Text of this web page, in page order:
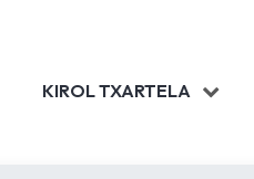
KIROL TXARTELA